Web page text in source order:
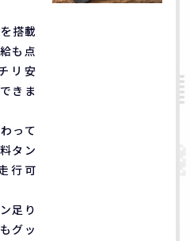
搭載
も点
リ安
きま
って
タン
行可
足り
グッ